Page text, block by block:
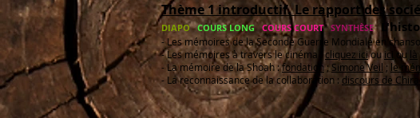
Thème 1 introductif. Le rapport des
DIAPO COURS LONG COURS COURT SYNTHÈSE
- Les mémoires de la Seconde Guerre Mondiale en
- Les mémoires à travers le cinéma :cliquez iciouici ou là
- La mémoire de la Shoah :fondation;Simone Veil ; le
- La reconnaissance de la collaboration : discours de